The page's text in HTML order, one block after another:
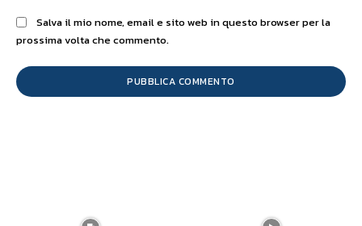
Salva il mio nome, email e sito web in questo browser per la
prossima volta che commento.